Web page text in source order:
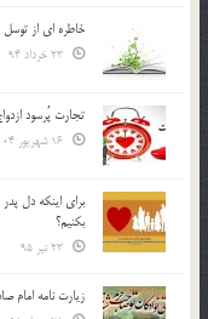
خاطره ای از
تجارت پُرسود
براي اينكه دل
بكنيم؟
زیارت نامه امام